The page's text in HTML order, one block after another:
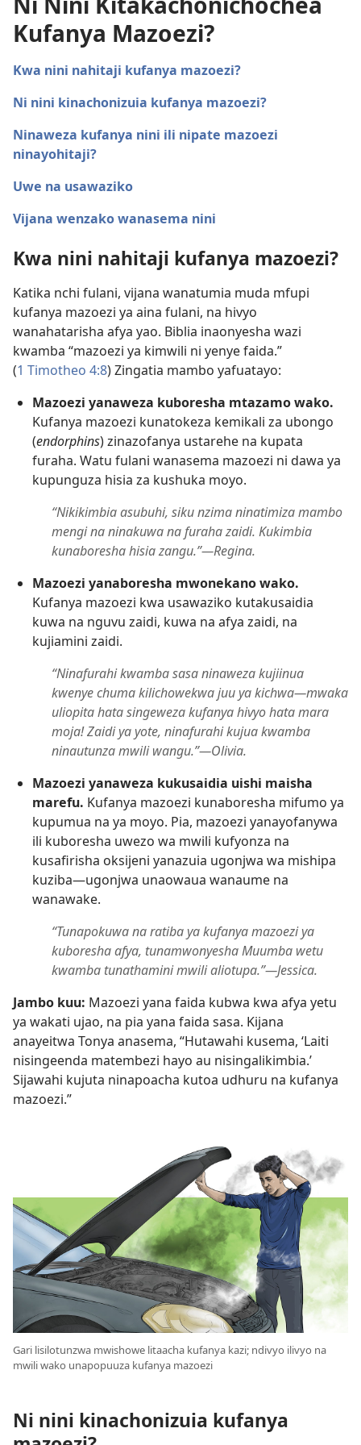
Kufanya Mazoezi?
Kwa nini nahitaji kufanya mazoezi?
Ni nini kinachonizuia kufanya mazoezi?
Ninaweza kufanya nini ili nipate mazoezi
ninayohitaji?
Uwe na usawaziko
Vijana wenzako wanasema nini
Kwa nini nahitaji kufanya mazoezi?
Katika nchi fulani, vijana wanatumia muda mfupi
kufanya mazoezi ya aina fulani, na hivyo
wanahatarisha afya yao. Biblia inaonyesha wazi
kwamba “mazoezi ya kimwili ni yenye faida.”
(1 Timotheo 4:8) Zingatia mambo yafuatayo:
Mazoezi yanaweza kuboresha mtazamo wako.
Kufanya mazoezi kunatokeza kemikali za ubongo
(endorphins) zinazofanya ustarehe na kupata
furaha. Watu fulani wanasema mazoezi ni dawa ya
kupunguza hisia za kushuka moyo.
“Nikikimbia asubuhi, siku nzima ninatimiza mambo
mengi na ninakuwa na furaha zaidi. Kukimbia
kunaboresha hisia zangu.”—Regina.
Mazoezi yanaboresha mwonekano wako.
Kufanya mazoezi kwa usawaziko kutakusaidia
kuwa na nguvu zaidi, kuwa na afya zaidi, na
kujiamini zaidi.
“Ninafurahi kwamba sasa ninaweza kujiinua
kwenye chuma kilichowekwa juu ya kichwa—mwaka
uliopita hata singeweza kufanya hivyo hata mara
moja! Zaidi ya yote, ninafurahi kujua kwamba
ninautunza mwili wangu.”—Olivia.
Mazoezi yanaweza kukusaidia uishi maisha
marefu. Kufanya mazoezi kunaboresha mifumo ya
kupumua na ya moyo. Pia, mazoezi yanayofanywa
ili kuboresha uwezo wa mwili kufyonza na
kusafirisha oksijeni yanazuia ugonjwa wa mishipa
kuziba—ugonjwa unaowaua wanaume na
wanawake.
“Tunapokuwa na ratiba ya kufanya mazoezi ya
kuboresha afya, tunamwonyesha Muumba wetu
kwamba tunathamini mwili aliotupa.”—Jessica.
Jambo kuu: Mazoezi yana faida kubwa kwa afya yetu
ya wakati ujao, na pia yana faida sasa. Kijana
anayeitwa Tonya anasema, “Hutawahi kusema, ‘Laiti
nisingeenda matembezi hayo au nisingalikimbia.’
Sijawahi kujuta ninapoacha kutoa udhuru na kufanya
mazoezi.”
Gari lisilotunzwa mwishowe litaacha kufanya kazi; ndivyo ilivyo na
mwili wako unapopuuza kufanya mazoezi
Ni nini kinachonizuia kufanya